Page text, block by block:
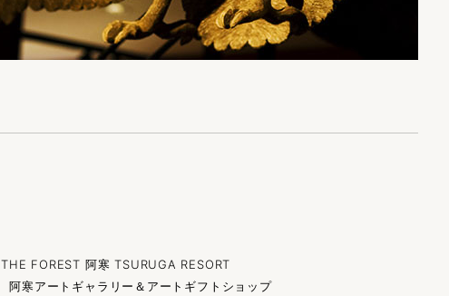
THE FOREST 阿寒 TSURUGA RESORT
阿寒アートギャラリー＆アートギフトショップ